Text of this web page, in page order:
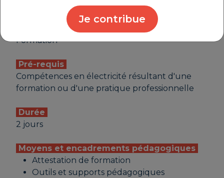
Je contribue
demandeurs d'emploi
Formation
Pré-requis
Compétences en électricité résultant d'une
formation ou d'une pratique professionnelle
Durée
2 jours
Moyens et encadrements pédagogiques
Attestation de formation
Outils et supports pédagogiques